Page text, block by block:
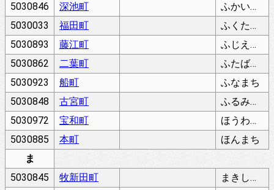
5030846
深池町
ふかいけちょう
5030033
福田町
ふくたちょう
5030893
藤江町
ふじえちょう
5030862
二葉町
ふたばちょう
5030923
船町
ふなまち
5030848
古宮町
ふるみやちょう
5030972
宝和町
ほうわちょう
5030885
本町
ほんまち
ま
5030845
牧新田町
まきしんでんちょう